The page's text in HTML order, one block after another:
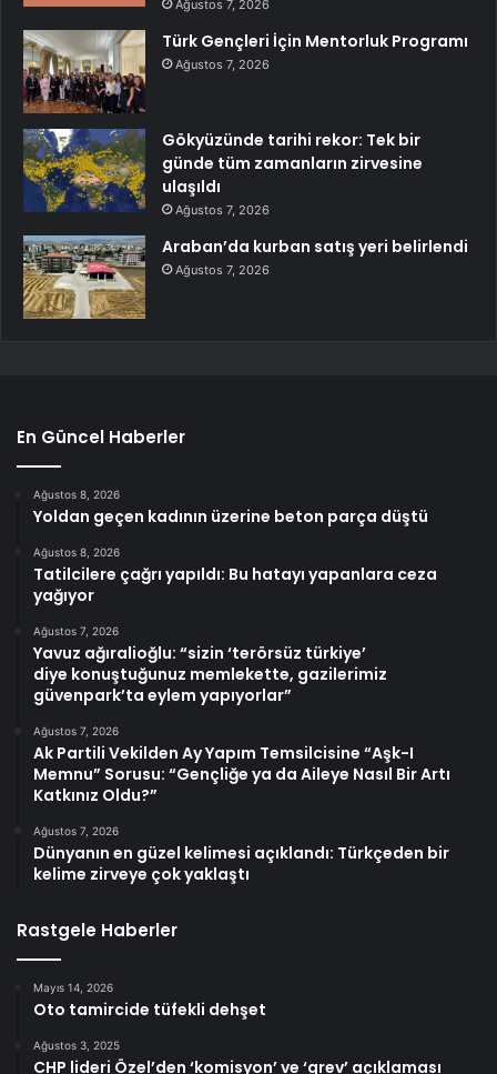
Ağustos 7, 2026
Türk Gençleri İçin Mentorluk Programı
Ağustos 7, 2026
Gökyüzünde tarihi rekor: Tek bir
günde tüm zamanların zirvesine
ulaşıldı
Ağustos 7, 2026
Araban’da kurban satış yeri belirlendi
Ağustos 7, 2026
En Güncel Haberler
Ağustos 8, 2026
Yoldan geçen kadının üzerine beton parça düştü
Ağustos 8, 2026
Tatilcilere çağrı yapıldı: Bu hatayı yapanlara ceza
yağıyor
Ağustos 7, 2026
Yavuz ağıralioğlu: “sizin ‘terörsüz türkiye’
diye konuştuğunuz memlekette, gazilerimiz
güvenpark’ta eylem yapıyorlar”
Ağustos 7, 2026
Ak Partili Vekilden Ay Yapım Temsilcisine “Aşk-I
Memnu” Sorusu: “Gençliğe ya da Aileye Nasıl Bir Artı
Katkınız Oldu?”
Ağustos 7, 2026
Dünyanın en güzel kelimesi açıklandı: Türkçeden bir
kelime zirveye çok yaklaştı
Rastgele Haberler
Mayıs 14, 2026
Oto tamircide tüfekli dehşet
Ağustos 3, 2025
CHP lideri Özel’den ‘komisyon’ ve ‘grev’ açıklaması